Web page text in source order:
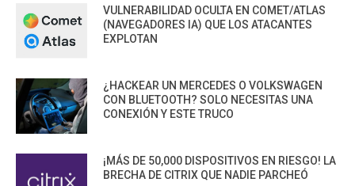
VULNERABILIDAD OCULTA EN COMET/ATLAS
(NAVEGADORES IA) QUE LOS ATACANTES
EXPLOTAN
¿HACKEAR UN MERCEDES O VOLKSWAGEN
CON BLUETOOTH? SOLO NECESITAS UNA
CONEXIÓN Y ESTE TRUCO
¡MÁS DE 50,000 DISPOSITIVOS EN RIESGO! LA
BRECHA DE CITRIX QUE NADIE PARCHEÓ